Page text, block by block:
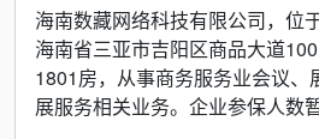
海南数藏网络科技有限公司，位
海南省三亚市吉阳区商品大道
1801房，从事商务服务业会议、
展服务相关业务。企业参保人数